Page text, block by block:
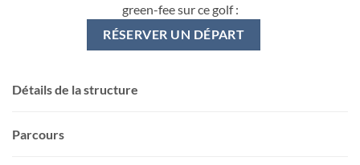
green-fee sur ce golf :
RÉSERVER UN DÉPART
Détails de la structure
Parcours